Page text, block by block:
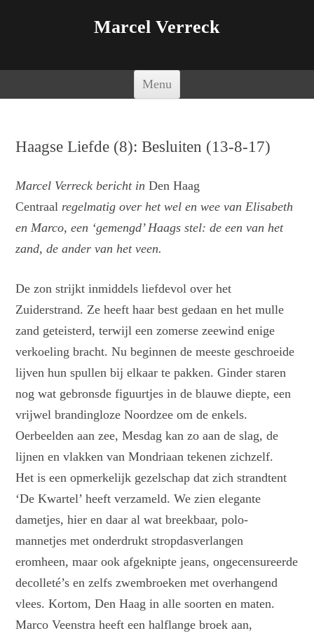
Marcel Verreck
Menu
Haagse Liefde (8): Besluiten (13-8-17)
Marcel Verreck bericht inDen Haag
Centraal regelmatig over het wel en wee van Elisabeth
en Marco, een ‘gemengd’ Haags stel: de een van het
zand, de ander van het veen.
De zon strijkt inmiddels liefdevol over het
Zuiderstrand. Ze heeft haar best gedaan en het mulle
zand geteisterd, terwijl een zomerse zeewind enige
verkoeling bracht. Nu beginnen de meeste geschroeide
lijven hun spullen bij elkaar te pakken. Ginder staren
nog wat gebronsde figuurtjes in de blauwe diepte, een
vrijwel brandingloze Noordzee om de enkels.
Oerbeelden aan zee, Mesdag kan zo aan de slag, de
lijnen en vlakken van Mondriaan tekenen zichzelf.
Het is een opmerkelijk gezelschap dat zich strandtent
‘De Kwartel’ heeft verzameld. We zien elegante
dametjes, hier en daar al wat breekbaar, polo-
mannetjes met onderdrukt stropdasverlangen
eromheen, maar ook afgeknipte jeans, ongecensureerde
decolleté’s en zelfs zwembroeken met overhangend
vlees. Kortom, Den Haag in alle soorten en maten.
Marco Veenstra heeft een halflange broek aan,